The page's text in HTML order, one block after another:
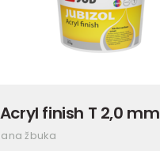
Acryl finish T 2,0 mm
žbuka